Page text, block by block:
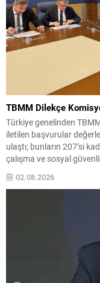
TBMM Dilekçe
Türkiye genelinden
iletilen başvurular
ulaştı; bunların 207’si
çalışma ve sosyal
inceleme kayıtlarında,
02.08.2026